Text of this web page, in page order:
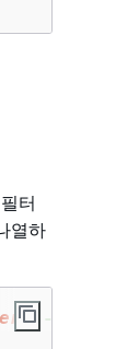
터
열하
--region